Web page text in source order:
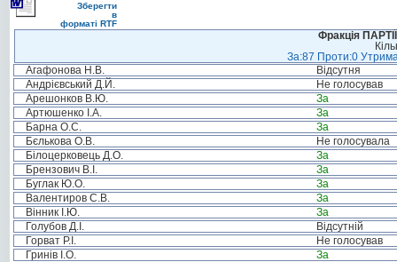
Зберегти
в
форматі RTF
Фракція
За:87 Проти:0
Агафонова Н.В.
Відсутня
Андрієвський Д.Й.
Не голосував
Арешонков В.Ю.
За
Артюшенко І.А.
За
Барна О.С.
За
Бєлькова О.В.
Не голосувала
Білоцерковець Д.О.
За
Брензович В.І.
За
Буглак Ю.О.
За
Валентиров С.В.
За
Вінник І.Ю.
За
Голубов Д.І.
Відсутній
Горват Р.І.
Не голосував
Гринів І.О.
За